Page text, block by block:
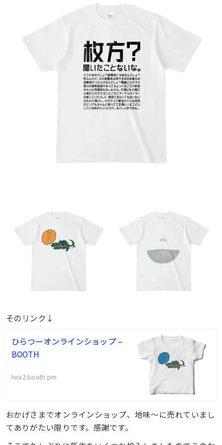
そのリンク↓
ひらつーオンラインショップ –
BOOTH
hira2.booth.pm
おかげさまでオンラインショップ、地味〜に売れていまし
てありがたい限りです。感謝です。